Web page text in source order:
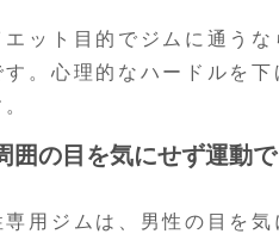
エット目的でジムに通う
す。心理的なハードルを
囲の目を気にせず運動
専用ジムは、男性の目を